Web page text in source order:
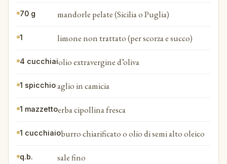
70 g mandorle pelate (Sicilia o Puglia)
1 limone non trattato (per scorza e succo)
4 cucchiaiolio extravergine d’oliva
1 spicchioaglio in camicia
1 mazzettoerba cipollina fresca
1 cucchiaioburro chiarificato o olio di semi alto oleico
q.b. sale fino